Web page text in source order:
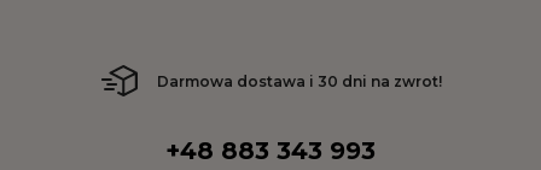
Darmowa dostawa i 30 dni na zwrot!
+48 883 343 993